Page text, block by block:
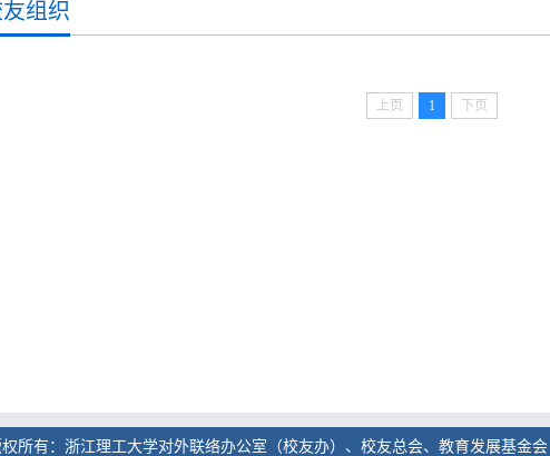
组织
上页 1 下页
权所有：浙江理工大学对外联络办公室（校友办）、校友总会、教育发展基金会